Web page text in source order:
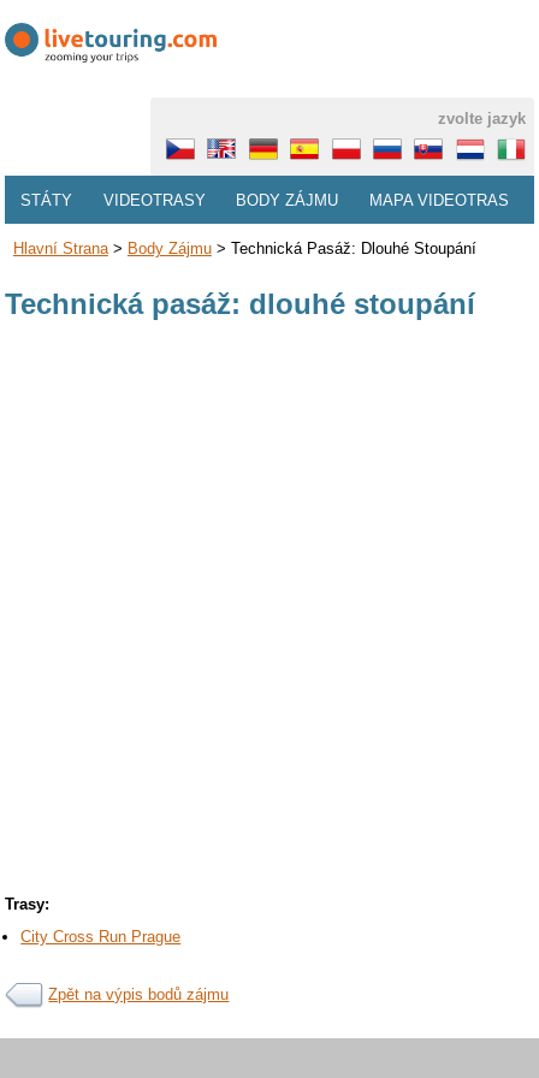
zvolte jazyk
STÁTY VIDEOTRASY BODY ZÁJMU MAPA VIDEOTRAS
Hlavní Strana> Body Zájmu> Technická Pasáž: Dlouhé Stoupání
Technická pasáž: dlouhé stoupání
Trasy:
City Cross Run Prague
Zpět na výpis bodů zájmu